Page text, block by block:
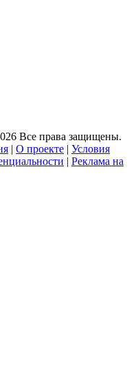
Все права защищены.
| О проекте | Условия
| Реклама на